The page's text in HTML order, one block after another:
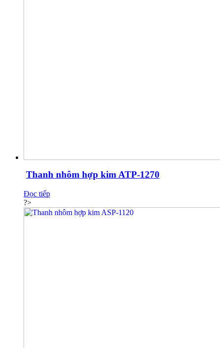
Thanh nhôm hợp kim ATP-1270
Đọc tiếp
?>